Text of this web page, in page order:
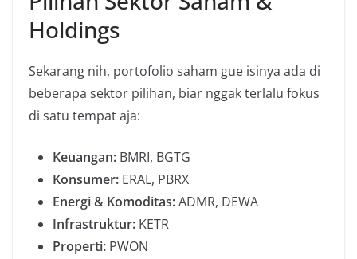
Holdings
Sekarang nih, portofolio saham gue isinya ada di
beberapa sektor pilihan, biar nggak terlalu fokus
di satu tempat aja:
Keuangan: BMRI, BGTG
Konsumer: ERAL, PBRX
Energi & Komoditas:ADMR, DEWA
Infrastruktur: KETR
Properti: PWON